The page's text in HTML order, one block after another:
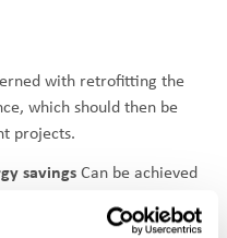
with retrofitting the
which should then be
projects.
savings Can be achieved